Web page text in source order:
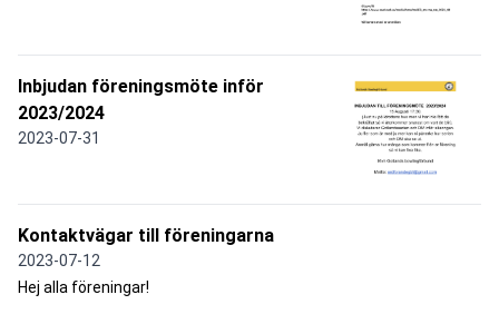
Inbjudan föreningsmöte inför
2023/2024
2023-07-31
Kontaktvägar till föreningarna
2023-07-12
Hej alla föreningar!